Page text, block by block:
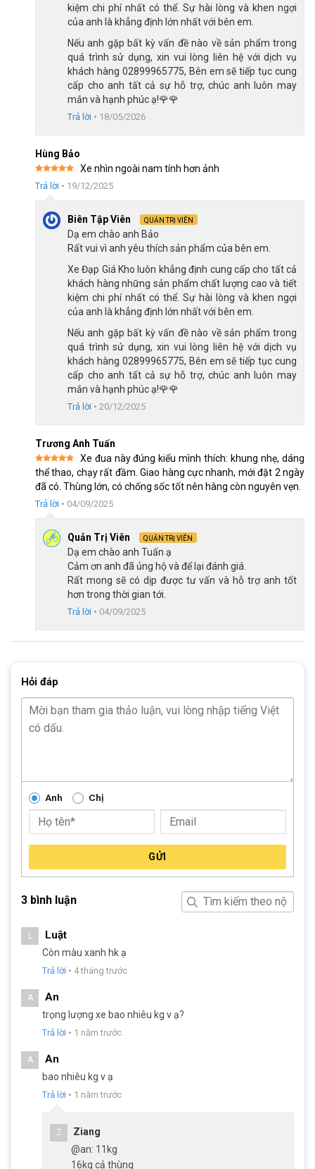
Auriga R9 trở thành một cỗ máy tốc độ thực thụ, sẵn sàng
chinh phục mọi thử thách.
Groupset L-Twoo R9 22 tốc độ
Không chỉ sở hữu khung Carbon siêu nhẹ, Java Auriga R9 còn
gây ấn tượng với hệ thống truyền động L-Twoo R9, bao gồm:
Tay đề lắc L-Twoo
– giúp chuyển số nhanh chóng và
chính xác, đặc biệt khi thay đổi tốc độ đột ngột.
Gạt đĩa và gạt líp L-Twoo R9
mượt mà, tối ưu cho mọi địa hình.
Bộ líp 11 tầng– mang đến nhiều tùy chọn tốc độ, phù
Hệ thống 2 đĩa và trục rỗng– gia tăng độ cứng, cải
thiện hiệu suất đạp xe và giảm hao mòn qua thời gian.
Java Auriga R9 sử dụng bộ truyền động L-Twoo thay đổi 22 tốc độ
linh hoạt
Với hệ thống truyền động này, mỗi cú nhấn bàn đạp của người
lái đều được chuyển hóa thành tốc độ tối đa, mang lại cảm
giác lái mạnh mẽ và đầy hứng khởi. Điều này đặc biệt quan
trọng đối với những tay đua chuyên nghiệp, những người cần
một chiếc xe có thể phản hồi nhanh chóng theo từng cú đạp.
Tay đề lắc L-Twoo phong cách, nhanh nhạy
Phanh đĩa dầu L-Twoo an toàn và kiểm soát tốt
Dù tốc độ là yếu tố quan trọng trong đua xe đạp, nhưng kiểm
soát xe và an toàn khi di chuyển vẫn luôn là ưu tiên hàng đầu.
suất phanh ổn định và đáng tin cậy ngay cả trong điều kiện
khắc nghiệt.
kiệm chi phí nhất có thể. Sự hài lòng và khen ngợi
của anh là khẳng định lớn nhất với bên em.
Nếu anh gặp bất kỳ vấn đề nào về sản phẩm trong
quá trình sử dụng, xin vui lòng liên hệ với dịch vụ
khách hàng 02899965775, Bên em sẽ tiếp tục cung
cấp cho anh tất cả sự hỗ trợ, chúc anh luôn may
mắn và hạnh phúc ạ!🌹🌹
Trả lời • 18/05/2026
Hùng Bảo
Được xếp
hạng5 5
Xe nhìn ngoài nam tính hơn ảnh
Trả lời • 19/12/2025
Biên Tập Viên QUẢN TRỊ VIÊN
Dạ em chào anh Bảo
Rất vui vì anh yêu thích sản phẩm của bên em.
Xe Đạp Giá Kho luôn khẳng định cung cấp cho tất cả
khách hàng những sản phẩm chất lượng cao và tiết
kiệm chi phí nhất có thể. Sự hài lòng và khen ngợi
của anh là khẳng định lớn nhất với bên em.
Nếu anh gặp bất kỳ vấn đề nào về sản phẩm trong
quá trình sử dụng, xin vui lòng liên hệ với dịch vụ
khách hàng 02899965775, Bên em sẽ tiếp tục cung
cấp cho anh tất cả sự hỗ trợ, chúc anh luôn may
mắn và hạnh phúc ạ!🌹🌹
Trả lời • 20/12/2025
Trương Anh Tuấn
Được xếp
hạng55
sao
Xe đua này đúng kiểu mình thích: khung nhẹ, dáng
thể thao, chạy rất đầm. Giao hàng cực nhanh, mới đặt 2 ngày
đã có. Thùng lớn, có chống sốc tốt nên hàng còn nguyên vẹn.
Trả lời • 04/09/2025
Quản Trị Viên QUẢN TRỊ VIÊN
Dạ em chào anh Tuấn ạ
Cảm ơn anh đã ủng hộ và để lại đánh giá.
Rất mong sẽ có dịp được tư vấn và hỗ trợ anh tốt
hơn trong thời gian tới.
Trả lời • 04/09/2025
Hỏi đáp
Anh Chị
GỬI
3 bình luận
L Luật
Còn màu xanh hk ạ
Trả lời • 4 tháng trước
A An
trọng lượng xe bao nhiêu kg v ạ?
Trả lời • 1 năm trước
A An
bao nhiêu kg v ạ
Trả lời • 1 năm trước
Z
Ziang
@an: 11kg
16kg cả thùng